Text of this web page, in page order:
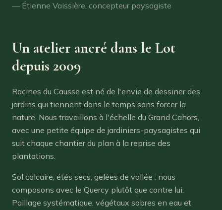
— Étienne Vaissière, concepteur paysagiste
Un atelier ancré dans le Lot
depuis 2009
Racines du Causse est né de l'envie de dessiner des
jardins qui tiennent dans le temps sans forcer la
nature. Nous travaillons à l'échelle du Grand Cahors,
avec une petite équipe de jardiniers-paysagistes qui
suit chaque chantier du plan à la reprise des
plantations.
Sol calcaire, étés secs, gelées de vallée : nous
composons avec le Quercy plutôt que contre lui.
Paillage systématique, végétaux sobres en eau et